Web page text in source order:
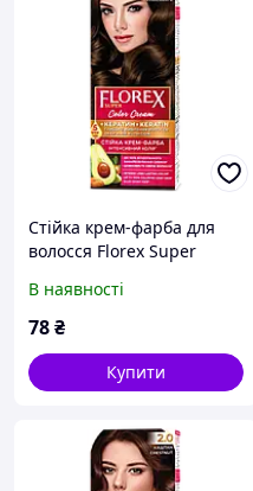
Стійка крем-фарба для
волосся Florex Super
В наявності
78₴
Купити